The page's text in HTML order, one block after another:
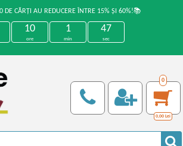
DE CĂRȚI AU REDUCERE ÎNTRE 15% ȘI 60%!📚
10
ore
1
min
47
sec
0
0,00 Lei